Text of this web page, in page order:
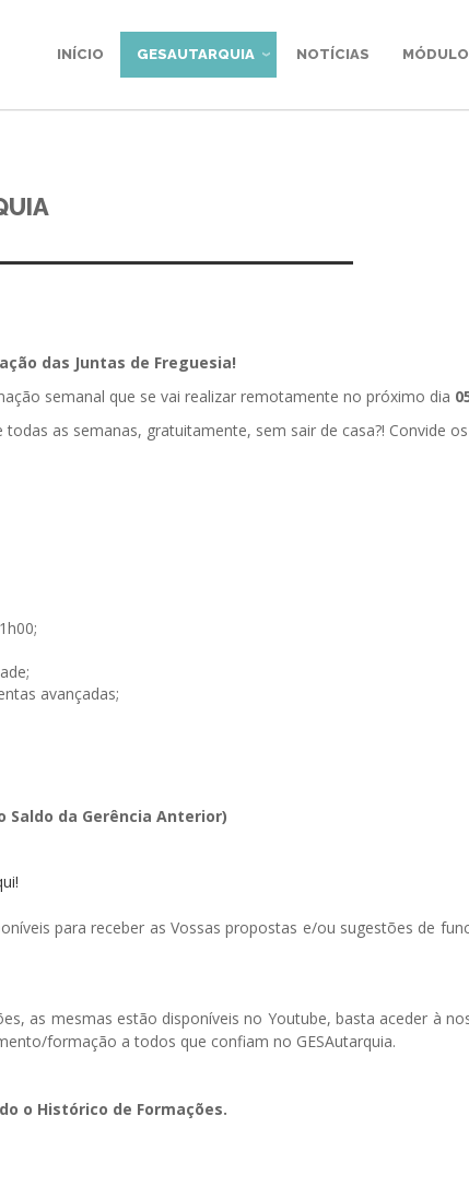
INÍCIO GESAUTARQUIA NOTÍCIAS
das Juntas de Freguesia!
semanal que se vai realizar remotamente no próximo dia
as semanas, gratuitamente, sem sair de casa?! Convide
avançadas;
Saldo da Gerência Anterior)
para receber as Vossas propostas e/ou sugestões de
as mesmas estão disponíveis no Youtube, basta aceder à
formação a todos que confiam no GESAutarquia.
o Histórico de Formações.